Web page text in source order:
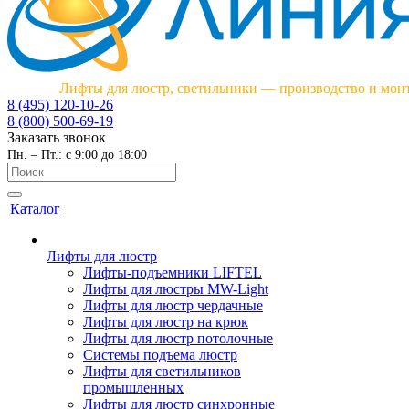
Лифты для люстр, светильники — производство и
8 (495) 120-10-26
8 (800) 500-69-19
Заказать звонок
Пн. – Пт.: с 9:00 до 18:00
Каталог
Лифты для люстр
Лифты-подъемники LIFTEL
Лифты для люстры MW-Light
Лифты для люстр чердачные
Лифты для люстр на крюк
Лифты для люстр потолочные
Системы подъема люстр
Лифты для светильников
промышленных
Лифты для люстр синхронные